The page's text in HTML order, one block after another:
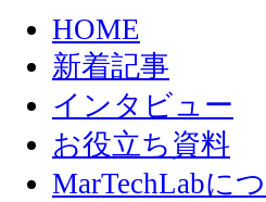
HOME
新着記事
インタビュー
お役立ち資料
MarTechLabに